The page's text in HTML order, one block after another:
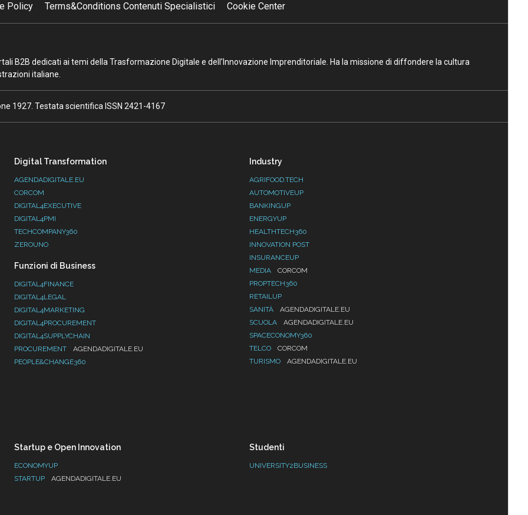
Policy Terms&Conditions Contenuti Specialistici Cookie Center
B2B dedicati ai temi della Trasformazione Digitale e dell’Innovazione Imprenditoriale. Ha la missione di diffondere la cultura
italiane.
1927. Testata scientifica ISSN 2421-4167
Digital Transformation
AGENDADIGITALE.EU
CORCOM
DIGITAL4EXECUTIVE
DIGITAL4PMI
TECHCOMPANY360
ZEROUNO
Funzioni di Business
DIGITAL4FINANCE
DIGITAL4LEGAL
DIGITAL4MARKETING
DIGITAL4PROCUREMENT
DIGITAL4SUPPLYCHAIN
PROCUREMENT
AGENDADIGITALE.EU
PEOPLE&CHANGE360
Industry
AGRIFOOD.TECH
AUTOMOTIVEUP
BANKINGUP
ENERGYUP
HEALTHTECH360
INNOVATION POST
INSURANCEUP
MEDIA
CORCOM
PROPTECH360
RETAILUP
SANITÀ
AGENDADIGITALE.EU
SCUOLA
AGENDADIGITALE.EU
SPACECONOMY360
TELCO
CORCOM
TURISMO
AGENDADIGITALE.EU
Startup e Open Innovation
ECONOMYUP
STARTUP
AGENDADIGITALE.EU
Studenti
UNIVERSITY2BUSINESS